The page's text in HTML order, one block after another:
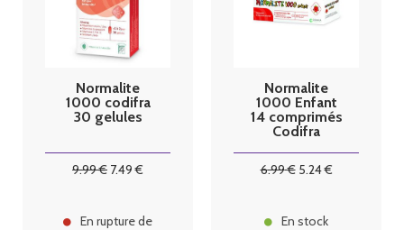
Normalite
1000 codifra
30 gelules
9.99€ 7.49 €
En rupture de
Normalite
1000 Enfant
14 comprimés
Codifra
6.99€ 5.24€
En stock